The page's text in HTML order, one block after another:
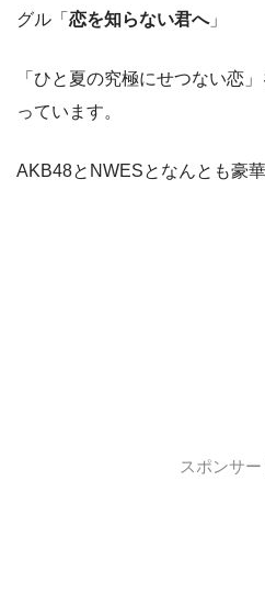
グル「 恋を知らない君へ」
「ひと夏の究極にせつない恋
っています。
AKB48とNWESとなんとも豪
スポンサー